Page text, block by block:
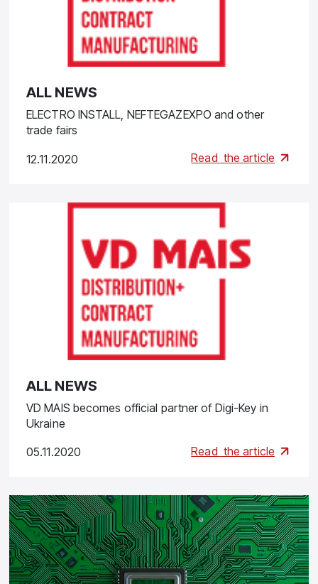
ALL NEWS
ELECTRO INSTALL, NEFTEGAZEXPO and other
trade fairs
12.11.2020 Read the article
ALL NEWS
VD MAIS becomes official partner of Digi-Key in
Ukraine
05.11.2020 Read the article